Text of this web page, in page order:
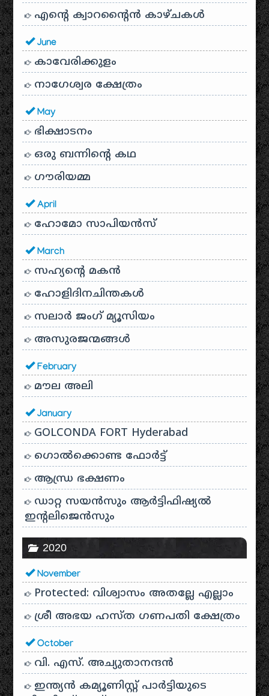
എന്റെ ക്വാറന്റൈൻ കാഴ്ചകൾ
June
കാവേരിക്കുളം
നാഗേശ്വര ക്ഷേത്രം
May
ഭിക്ഷാടനം
ഒരു ബന്നിന്റെ കഥ
ഗൗരിയമ്മ
April
ഹോമോ സാപിയൻസ്
March
സഹ്യന്റെ മകൻ
ഹോളിദിനചിന്തകൾ
സലാർ ജംഗ് മ്യൂസിയം
അസുരജന്മങ്ങൾ
February
മൗല അലി
January
GOLCONDA FORT Hyderabad
ഗൊൽക്കൊണ്ട ഫോർട്ട്
ആന്ധ്ര ഭക്ഷണം
ഡാറ്റ സയൻസും ആർട്ടിഫിഷ്യൽ
ഇൻ്റലിജെൻസും
2020
November
Protected: വിശ്വാസം അതല്ലേ എല്ലാം
ശ്രീ അഭയ ഹസ്ത ഗണപതി ക്ഷേത്രം
October
വി. എസ്. അച്യുതാനന്ദൻ
ഇന്ത്യൻ കമ്യൂണിസ്റ്റ് പാർട്ടിയുടെ